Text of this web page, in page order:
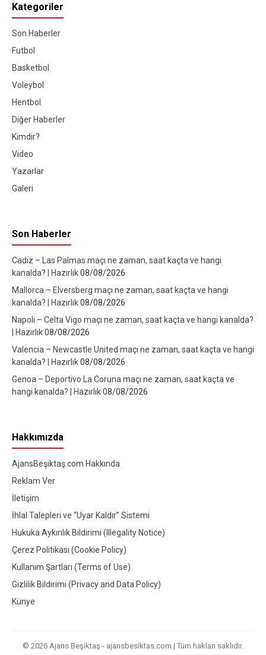
Kategoriler
Son Haberler
Futbol
Basketbol
Voleybol
Hentbol
Diğer Haberler
Kimdir?
Video
Yazarlar
Galeri
Son Haberler
Cadiz – Las Palmas maçı ne zaman, saat kaçta ve hangi
kanalda? | Hazırlık08/08/2026
Mallorca – Elversberg maçı ne zaman, saat kaçta ve hangi
kanalda? | Hazırlık08/08/2026
Napoli – Celta Vigo maçı ne zaman, saat kaçta ve hangi kanalda?
| Hazırlık08/08/2026
Valencia – Newcastle United maçı ne zaman, saat kaçta ve hangi
kanalda? | Hazırlık08/08/2026
Genoa – Deportivo La Coruna maçı ne zaman, saat kaçta ve
hangi kanalda? | Hazırlık08/08/2026
Hakkımızda
AjansBeşiktaş.com Hakkında
Reklam Ver
İletişim
İhlal Talepleri ve “Uyar Kaldır” Sistemi
Hukuka Aykırılık Bildirimi (Illegality Notice)
Çerez Politikası (Cookie Policy)
Kullanım Şartları (Terms of Use)
Gizlilik Bildirimi (Privacy and Data Policy)
Künye
© 2026 Ajans Beşiktaş - ajansbesiktas.com | Tüm hakları saklıdır.